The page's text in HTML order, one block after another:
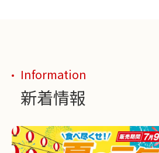
Information
新着情報